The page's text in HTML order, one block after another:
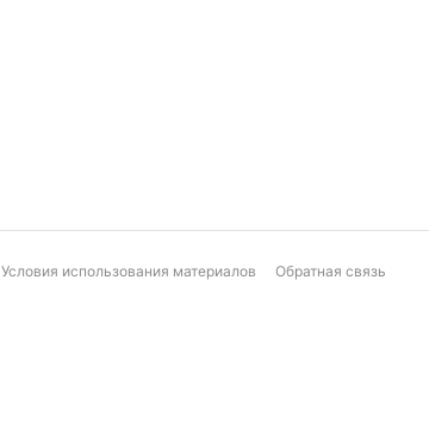
Условия использования материалов Обратная связь